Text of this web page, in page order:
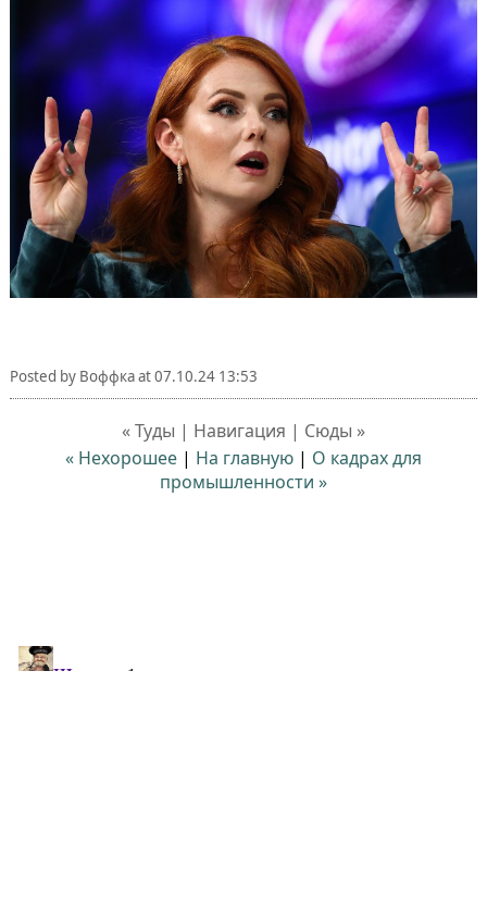
Posted by Воффкаat07.10.24 13:53
« Туды | Навигация | Сюды »
« Нехорошее | На главную | О кадрах для
промышленности »